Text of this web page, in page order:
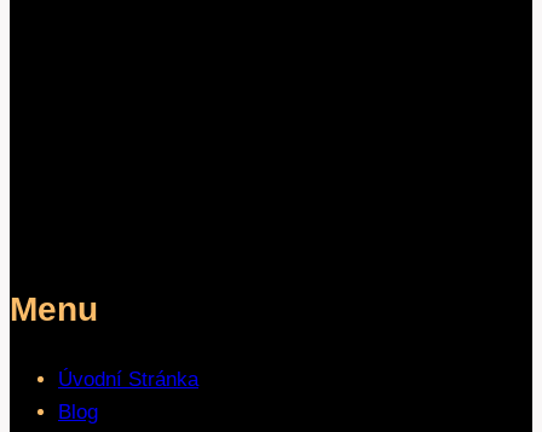
Menu
Úvodní Stránka
Blog